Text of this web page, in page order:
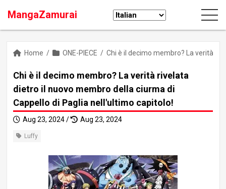
MangaZamurai
Home / ONE-PIECE / Chi è il decimo membro? La verità
Chi è il decimo membro? La verità rivelata
dietro il nuovo membro della ciurma di
Cappello di Paglia nell'ultimo capitolo!
Aug 23, 2024 / Aug 23, 2024
Luffy